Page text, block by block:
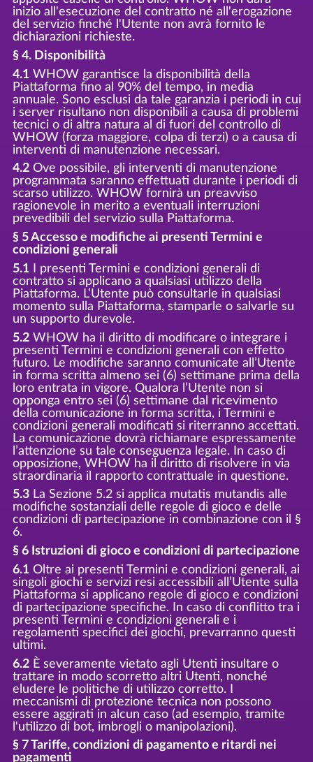
inizio all'esecuzione del contratto né all'erogazione
del servizio finché l'Utente non avrà fornito le
dichiarazioni richieste.
§ 4. Disponibilità
4.1WHOW garantisce la disponibilità della
Piattaforma fino al 90% del tempo, in media
annuale. Sono esclusi da tale garanzia i periodi in cui
i server risultano non disponibili a causa di problemi
tecnici o di altra natura al di fuori del controllo di
WHOW (forza maggiore, colpa di terzi) o a causa di
interventi di manutenzione necessari.
4.2Ove possibile, gli interventi di manutenzione
programmata saranno effettuati durante i periodi di
scarso utilizzo. WHOW fornirà un preavviso
ragionevole in merito a eventuali interruzioni
prevedibili del servizio sulla Piattaforma.
§ 5 Accesso e modifiche ai presenti Termini e
condizioni generali
5.1I presenti Termini e condizioni generali di
contratto si applicano a qualsiasi utilizzo della
Piattaforma. L’Utente può consultarle in qualsiasi
momento sulla Piattaforma, stamparle o salvarle su
un supporto durevole.
5.2WHOW ha il diritto di modificare o integrare i
presenti Termini e condizioni generali con effetto
futuro. Le modifiche saranno comunicate all’Utente
in forma scritta almeno sei (6) settimane prima della
loro entrata in vigore. Qualora l’Utente non si
opponga entro sei (6) settimane dal ricevimento
della comunicazione in forma scritta, i Termini e
condizioni generali modificati si riterranno accettati.
La comunicazione dovrà richiamare espressamente
l’attenzione su tale conseguenza legale. In caso di
opposizione, WHOW ha il diritto di risolvere in via
straordinaria il rapporto contrattuale in questione.
5.3La Sezione 5.2 si applica mutatis mutandis alle
modifiche sostanziali delle regole di gioco e delle
condizioni di partecipazione in combinazione con il §
6.
§ 6 Istruzioni di gioco e condizioni di partecipazione
6.1Oltre ai presenti Termini e condizioni generali, ai
singoli giochi e servizi resi accessibili all’Utente sulla
Piattaforma si applicano regole di gioco e condizioni
di partecipazione specifiche. In caso di conflitto tra i
presenti Termini e condizioni generali e i
regolamenti specifici dei giochi, prevarranno questi
ultimi.
6.2È severamente vietato agli Utenti insultare o
trattare in modo scorretto altri Utenti, nonché
eludere le politiche di utilizzo corretto. I
meccanismi di protezione tecnica non possono
essere aggirati in alcun caso (ad esempio, tramite
l'utilizzo di bot, imbrogli o manipolazioni).
§ 7 Tariffe, condizioni di pagamento e ritardi nei
pagamenti